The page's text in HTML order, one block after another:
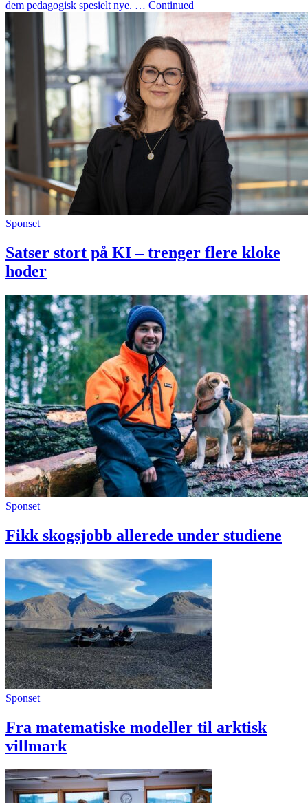
dem pedagogisk spesielt nye. … Continued
Sponset
Satser stort på KI – trenger flere kloke
hoder
Sponset
Fikk skogsjobb allerede under studiene
Sponset
Fra matematiske modeller til arktisk
villmark